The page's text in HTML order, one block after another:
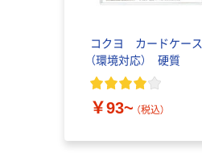
コクヨ カードケース
（環境対応） 硬質
￥93~ （税込）